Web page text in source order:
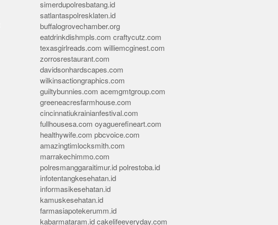
simerdupolresbatang.id
satlantaspolresklaten.id
buffalogrovechamber.org
eatdrinkdishmpls.com craftycutz.com
texasgirlreads.com williemcginest.com
zorrosrestaurant.com
davidsonhardscapes.com
wilkinsactiongraphics.com
guiltybunnies.com acemgmtgroup.com
greeneacresfarmhouse.com
cincinnatiukrainianfestival.com
fullhousesa.com oyaguerefineart.com
healthywife.com pbcvoice.com
amazingtimlocksmith.com
marrakechimmo.com
polresmanggaraitimur.id polrestoba.id
infotentangkesehatan.id
informasikesehatan.id
kamuskesehatan.id
farmasiapotekerumm.id
kabarmataram.id cakelifeeveryday.com